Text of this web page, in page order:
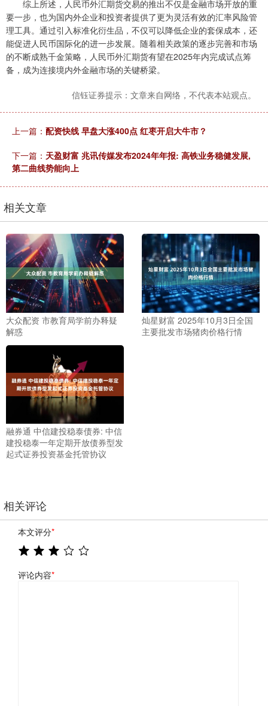
综上所述，人民币外汇期货交易的推出不仅是金融市场开放的重
要一步，也为国内外企业和投资者提供了更为灵活有效的汇率风险管
理工具。通过引入标准化衍生品，不仅可以降低企业的套保成本，还
能促进人民币国际化的进一步发展。随着相关政策的逐步完善和市场
的不断成熟千金策略，人民币外汇期货有望在2025年内完成试点筹
备，成为连接境内外金融市场的关键桥梁。
信钰证券提示：文章来自网络，不代表本站观点。
上一篇： 配资快线 早盘大涨400点 红枣开启大牛市？
下一篇： 天盈财富 兆讯传媒发布2024年年报: 高铁业务稳健发展,
第二曲线势能向上
相关文章
大众配资 市教育局学前办释疑
解惑
灿星财富 2025年10月3日全国
主要批发市场猪肉价格行情
融券通 中信建投稳泰债券: 中信
建投稳泰一年定期开放债券型发
起式证券投资基金托管协议
相关评论
本文评分*
评论内容*